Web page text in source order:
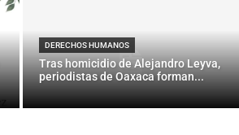
DERECHOS HUMANOS
Tras homicidio de Alejandro Leyva,
periodistas de Oaxaca forman...